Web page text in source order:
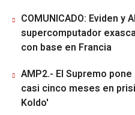
COMUNICADO: Eviden y
supercomputador
con base en Francia
AMP2.- El Supremo
casi cinco meses en
Koldo'